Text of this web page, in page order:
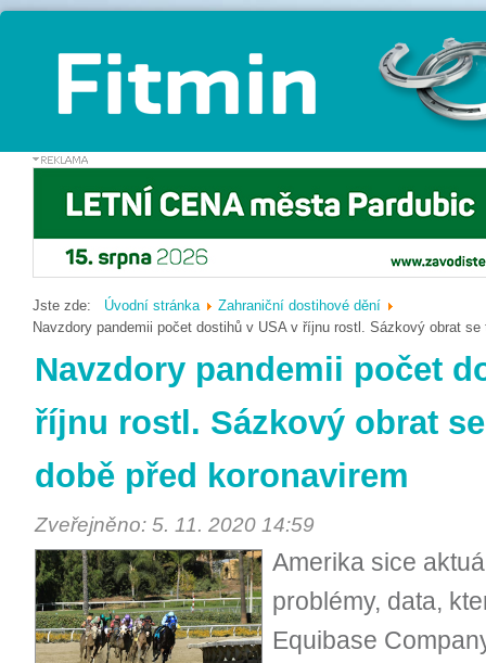
Jste zde: Úvodní stránka
Zahraniční dostihové dění
Navzdory pandemii počet dostihů v USA v říjnu rostl. Sázkový obrat
Navzdory pandemii počet
říjnu rostl. Sázkový obrat
době před koronavirem
Zveřejněno: 5. 11. 2020 14:59
Amerika sice
problémy, data,
Equibase